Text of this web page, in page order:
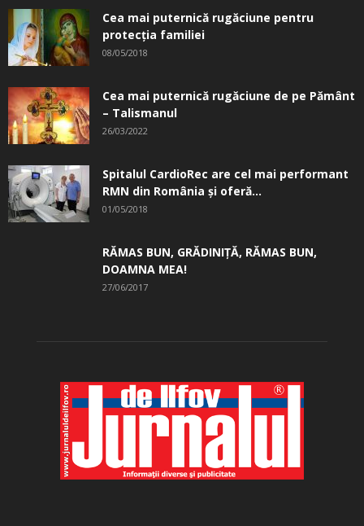
Cea mai puternică rugăciune pentru
protecția familiei
08/05/2018
Cea mai puternică rugăciune de pe Pământ
– Talismanul
26/03/2022
Spitalul CardioRec are cel mai performant
RMN din România și oferă...
01/05/2018
RĂMAS BUN, GRĂDINIŢĂ, ­RĂMAS BUN,
DOAMNA MEA!
27/06/2017